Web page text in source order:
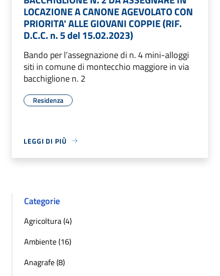
LOCAZIONE A CANONE AGEVOLATO CON
PRIORITA' ALLE GIOVANI COPPIE (RIF.
D.C.C. n. 5 del 15.02.2023)
Bando per l’assegnazione di n. 4 mini-alloggi
siti in comune di montecchio maggiore in via
bacchiglione n. 2
Residenza
LEGGI DI PIÙ
Categorie
Agricoltura (4)
Ambiente (16)
Anagrafe (8)